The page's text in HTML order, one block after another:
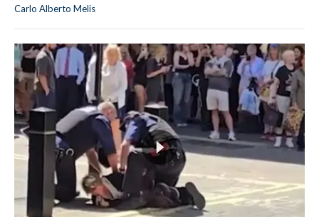
Carlo Alberto Melis